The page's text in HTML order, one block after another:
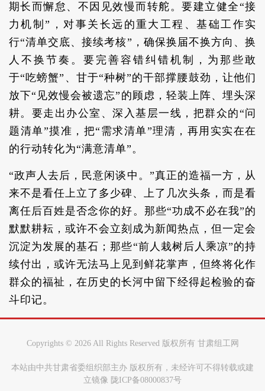
期长而懈怠、不因见效慢而转舵。要建立健全“接
力机制”，对事关长远的重大工程、基础工作实
行“清单交底、接续考核”，确保换届不换方向、换
人不换节奏。要完善容错纠错机制，为那些敢
于“吃螃蟹”、甘于“种树”的干部撑腰鼓劲，让他们
放下“见效慢会被遗忘”的顾虑，轻装上阵、埋头深
耕。要走出办公室、深入基层一线，把群众的“问
题清单”摸准，把“需求清单”理清，再用实实在在
的行动转化为“满意清单”。
“政声人去后，民意闲谈中。”真正的造福一方，从
来不是看任上立了多少碑、上了几次头条，而是看
离任后百姓是否念你的好。那些“功成不必在我”的
默默耕耘，或许不会立刻成为新闻热点，但一定会
沉淀为发展的基石；那些“前人栽树后人乘凉”的持
续付出，或许无法马上见到鲜花掌声，但终将化作
群众的福祉，在历史的长河中留下经得起检验的奋
斗印记。
Copyrights © 2026 All Rights Reserved 版权所有 甘肃组工网
本站由中共甘肃省委组织部主办 版权所有，未经许可不得转载或建
立镜像 陇ICP备08000837号